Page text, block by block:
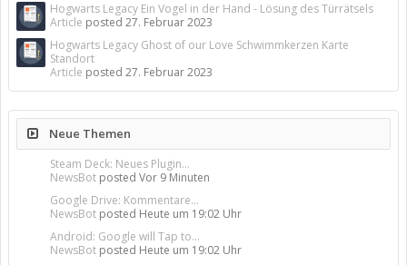
Hogwarts Legacy Ein Vogel in der Hand - Lösung des Türrätsels
Article posted 27. Februar 2023
Hogwarts Legacy Ghost of our Love Schwimmkerzen Karte
Standort
Article posted 27. Februar 2023
Neue Themen
Steam Deck: Neues Plugin...
NewsBot posted Vor 9 Minuten
Google Drive: Kommentare...
NewsBot posted Heute um 19:02 Uhr
Android: Google will Tap to...
NewsBot posted Heute um 19:02 Uhr